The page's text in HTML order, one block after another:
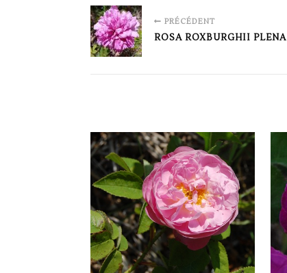
PRÉCÉDENT
ROSA ROXBURGHII PLENA